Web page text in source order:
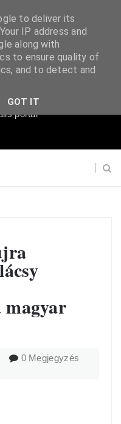
portál
magyar
0 Megjegyzés
to deliver its
IP address and
along with
to ensure quality of
and to detect and
GOT IT